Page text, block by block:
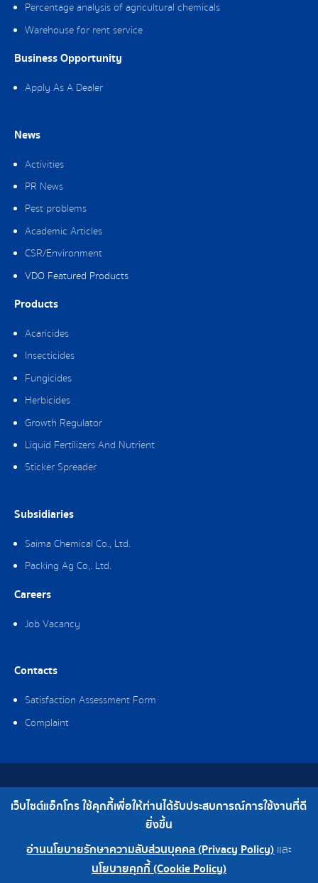
Percentage analysis of agricultural chemicals
Warehouse for rent service
Business Opportunity
Apply As A Dealer
News
Activities
PR News
Pest problems
Academic Articles
CSR/Environment
VDO Featured Products
Products
Acaricides
Insecticides
Fungicides
Herbicides
Growth Regulator
Liquid Fertilizers And Nutrient
Sticker Spreader
Subsidiaries
Saima Chemical Co., Ltd.
Packing Ag Co,. Ltd.
Careers
Job Vacancy
Contacts
Satisfaction Assessment Form
Complaint
Copyright © 2019 Ag-gro (Thailand) Co., Ltd. All Rights Reserved.
Telephone : 0-2308-2102 | Fax : 0-2308-2487
เว็บไซต์แอ็กโกร ใช้คุกกี้เพื่อให้ท่านได้รับประสบการณ์การใช้งานที่ดี
ยิ่งขึ้น
อ่านนโยบายรักษาความลับส่วนบุคคล (Privacy Policy) และ
นโยบายคุกกี้ (Cookie Policy)
0-2308-2102
Factory 0-2324-0515-6